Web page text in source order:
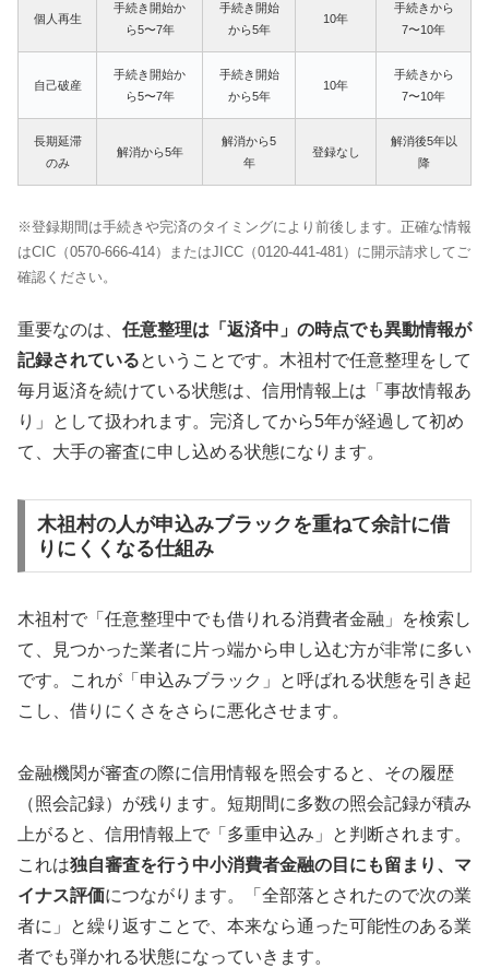
個人再生
手続き開始か
ら5〜7年
手続き開始
から5年
10年
手続きから
7〜10年
自己破産
手続き開始か
ら5〜7年
手続き開始
から5年
10年
手続きから
7〜10年
長期延滞
のみ
解消から5年
解消から5
年
登録なし
解消後5年以
降
※登録期間は手続きや完済のタイミングにより前後します。正確な情報
はCIC（0570-666-414）またはJICC（0120-441-481）に開示請求してご
確認ください。
重要なのは、 任意整理は「返済中」の時点でも異動情報が
記録されているということです。木祖村で任意整理をして
毎月返済を続けている状態は、信用情報上は「事故情報あ
り」として扱われます。完済してから5年が経過して初め
て、大手の審査に申し込める状態になります。
木祖村の人が申込みブラックを重ねて余計に借
りにくくなる仕組み
木祖村で「任意整理中でも借りれる消費者金融」を検索し
て、見つかった業者に片っ端から申し込む方が非常に多い
です。これが「申込みブラック」と呼ばれる状態を引き起
こし、借りにくさをさらに悪化させます。
金融機関が審査の際に信用情報を照会すると、その履歴
（照会記録）が残ります。短期間に多数の照会記録が積み
上がると、信用情報上で「多重申込み」と判断されます。
これは独自審査を行う中小消費者金融の目にも留まり、マ
イナス評価につながります。「全部落とされたので次の業
者に」と繰り返すことで、本来なら通った可能性のある業
者でも弾かれる状態になっていきます。